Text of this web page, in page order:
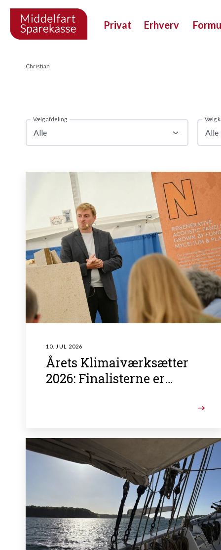
Privat Erhverv
Christian
Vælg afdeling
Alle
Vælg
Alle
10. JUL 2026
Årets Klimaiværksætter
2026: Finalisterne er